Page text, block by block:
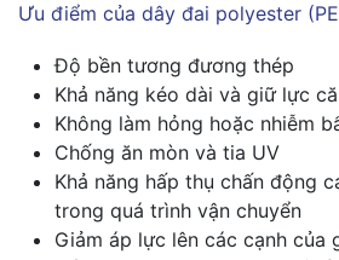
Ưu điểm của dây đai polyester
Độ bền tương đương thép
Khả năng kéo dài và giữ lực
Không làm hỏng hoặc nhiễm
Chống ăn mòn và tia UV
Khả năng hấp thụ chấn động
trong quá trình vận chuyển
Giảm áp lực lên các cạnh của